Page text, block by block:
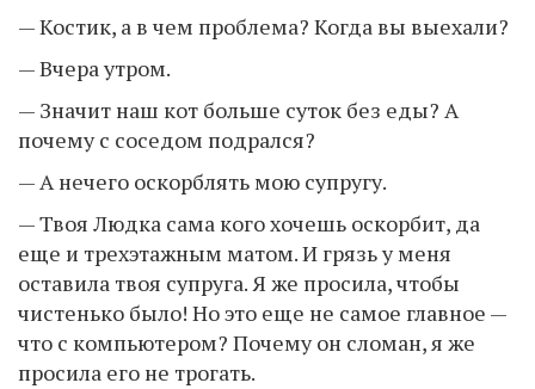
— Костик, а в чем проблема? Когда вы выехали?
— Вчера утром.
— Значит наш кот больше суток без еды? А
почему с соседом подрался?
— А нечего оскорблять мою супругу.
— Твоя Людка сама кого хочешь оскорбит, да
еще и трехэтажным матом. И грязь у меня
оставила твоя супруга. Я же просила, чтобы
чистенько было! Но это еще не самое главное —
что с компьютером? Почему он сломан, я же
просила его не трогать.